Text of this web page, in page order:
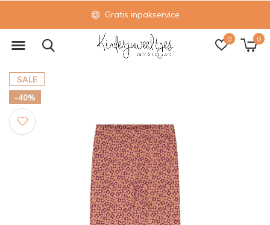
0 0
Gratis inpakservice
SALE
-40%